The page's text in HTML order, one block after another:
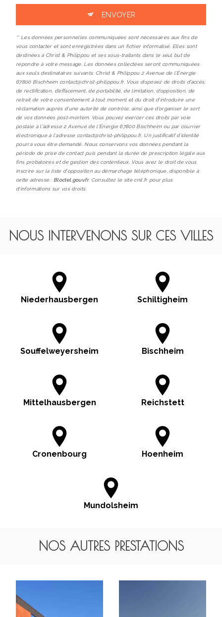
ENVOYER
** Les données personnelles communiquées sont nécessaires aux fins de
vous contacter et sont enregistrées dans un fichier informatisé. Elles sont
destinées à Christ & Philippou et ses sous-traitants dans le seul but de
répondre à votre message. Les données collectées seront communiquées
aux seuls destinataires suivants: Christ & Philippou 2 Avenue de l'Énergie
67800 Bischheim contact@christ-philippou.fr. Vous disposez de droits d’accès,
de rectification, d’effacement, de portabilité, de limitation, d’opposition, de
retrait de votre consentement à tout moment et du droit d’introduire une
réclamation auprès d’une autorité de contrôle, ainsi que d’organiser le sort
de vos données post-mortem. Vous pouvez exercer ces droits par voie
postale à l'adresse 2 Avenue de l'Énergie 67800 Bischheim ou par courrier
électronique à l'adresse contact@christ-philippou.fr. Un justificatif d'identité
pourra vous être demandé. Nous conservons vos données pendant la
période de prise de contact puis pendant la durée de prescription légale aux
fins probatoires et de gestion des contentieux. Vous avez le droit de vous
inscrire sur la liste d'opposition au démarchage téléphonique, disponible à
cette adresse : Bloctel.gouv.fr. Consultez le site cnil.fr pour plus
d’informations sur vos droits.
NOUS INTERVENONS SUR CES VILLES
Niederhausbergen Schiltigheim
Souffelweyersheim Bischheim
Mittelhausbergen Reichstett
Cronenbourg Hoenheim
Mundolsheim
NOS AUTRES PRESTATIONS